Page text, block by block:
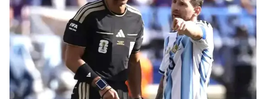
Thời sự
Chính trị
Xã hội
Xây dựng
Chỉ đạo điều hành
Giao thông